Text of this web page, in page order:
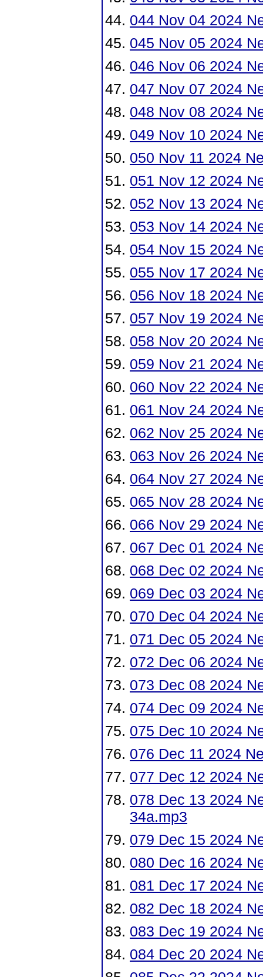
044 Nov 04 2024
045 Nov 05 2024
046 Nov 06 2024
047 Nov 07 2024
048 Nov 08 2024
049 Nov 10 2024
050 Nov 11 2024
051 Nov 12 2024
052 Nov 13 2024
053 Nov 14 2024
054 Nov 15 2024
055 Nov 17 2024
056 Nov 18 2024
057 Nov 19 2024
058 Nov 20 2024
059 Nov 21 2024
060 Nov 22 2024
061 Nov 24 2024
062 Nov 25 2024
063 Nov 26 2024
064 Nov 27 2024
065 Nov 28 2024
066 Nov 29 2024
067 Dec 01 2024
068 Dec 02 2024
069 Dec 03 2024
070 Dec 04 2024
071 Dec 05 2024
072 Dec 06 2024
073 Dec 08 2024
074 Dec 09 2024
075 Dec 10 2024
076 Dec 11 2024
077 Dec 12 2024
078 Dec 13 2024
34a.mp3
079 Dec 15 2024
080 Dec 16 2024
081 Dec 17 2024
082 Dec 18 2024
083 Dec 19 2024
084 Dec 20 2024